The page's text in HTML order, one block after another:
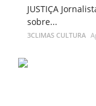
JUSTIÇA
sobre...
3CLIMAS CULTURA